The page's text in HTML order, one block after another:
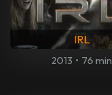
IRL
2013 • 76 min